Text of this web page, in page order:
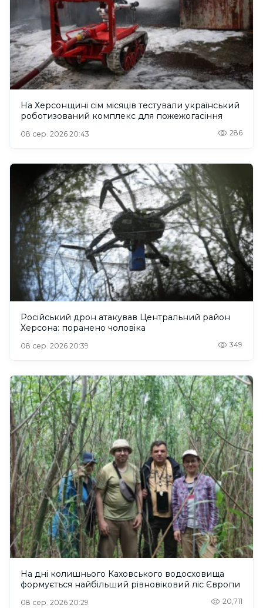
На Херсонщині сім місяців тестували український
роботизований комплекс для пожежогасіння
08 сер. 2026 20:43 286
Російський дрон атакував Центральний район
Херсона: поранено чоловіка
08 сер. 2026 20:39 349
На дні колишнього Каховського водосховища
формується найбільший рівновіковий ліс Європи
08 сер. 2026 20:29 20,711